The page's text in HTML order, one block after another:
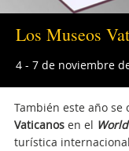
Los Museos
4 - 7 de noviembre
También este año
Vaticanosen el
turística